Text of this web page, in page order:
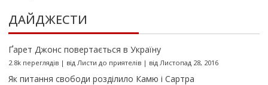
ДАЙДЖЕСТИ
Ґарет Джонс повертається в Україну
2.8k переглядів| від Листи до приятелів| від Листопад 28, 2016
Як питання свободи розділило Камю і Сартра